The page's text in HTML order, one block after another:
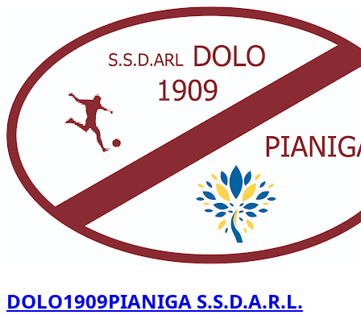
DOLO1909PIANIGA S.S.D.A.R.L.